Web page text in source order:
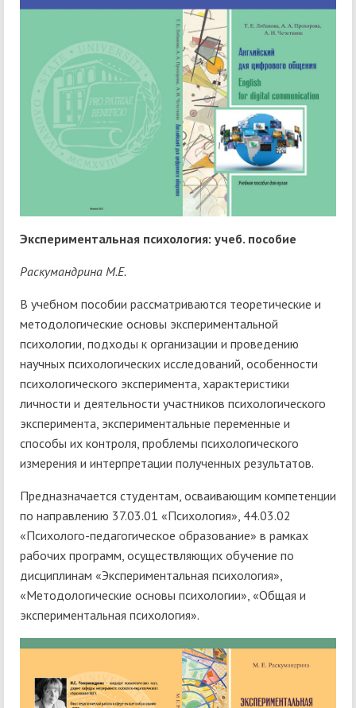
Экспериментальная психология: учеб. пособие
Раскумандрина М.Е.
В учебном пособии рассматриваются теоретические и
методологические основы экспериментальной
психологии, подходы к организации и проведению
научных психологических исследований, особенности
психологического эксперимента, характеристики
личности и деятельности участников психологического
эксперимента, экспериментальные переменные и
способы их контроля, проблемы психологического
измерения и интерпретации полученных результатов.
Предназначается студентам, осваивающим компетенции
по направлению 37.03.01 «Психология», 44.03.02
«Психолого-педагогическое образование» в рамках
рабочих программ, осуществляющих обучение по
дисциплинам «Экспериментальная психология»,
«Методологические основы психологии», «Общая и
экспериментальная психология».